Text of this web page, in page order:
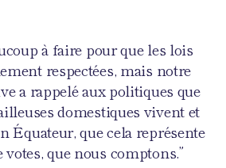
à faire pour que les lois
respectées, mais notre
a rappelé aux politiques que
domestiques vivent et
Équateur, que cela représente
votes, que nous comptons.”